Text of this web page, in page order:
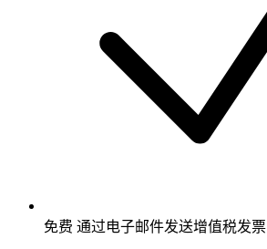
免费 通过电子邮件发送增值税发票